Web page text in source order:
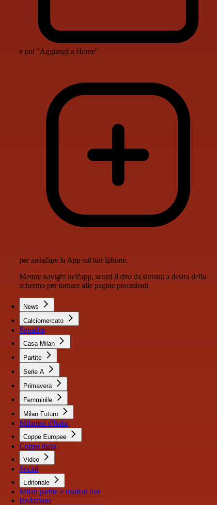
e poi "Aggiungi a Home"
per installare la App sul tuo Iphone.
Mentre navighi nell'app, scorri il dito da sinistra a destra dello
schermo per tornare alle pagine precedenti
News
Calciomercato
Squadra
Casa Milan
Partite
Serie A
Primavera
Femminile
Milan Futuro
Milanisti d'Italia
Coppe Europee
Coppa italia
Video
Social
Editoriale
Milan partite e risultati live
Redazione